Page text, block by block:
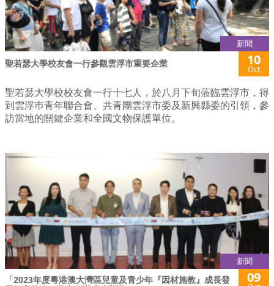
新聞
聖若瑟大學校友會一行參觀雲浮市重要企業 10
Oct
聖若瑟大學校校友會一行十七人，於八月下旬蒞臨雲浮市，得
到雲浮巿青年聯合會、共青團雲浮市委及新興縣委的引領，參
訪當地的關鍵企業和全國文物保護單位。
新聞
「2023年度粵港澳大灣區兒童及青少年『因材施教』成長發
09